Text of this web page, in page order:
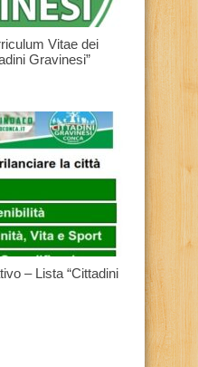
Vitae dei
Gravinesi”
– Lista “Cittadini